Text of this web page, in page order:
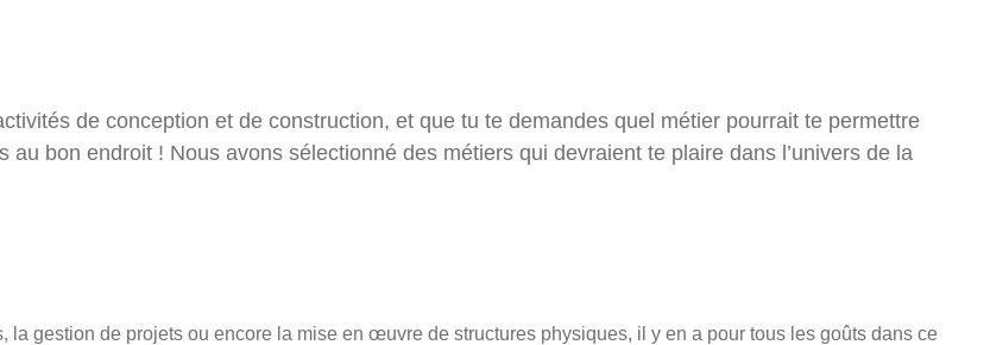
de conception et de construction, et que tu te demandes quel métier pourrait te permettre
au bon endroit ! Nous avons sélectionné des métiers qui devraient te plaire dans l’univers de la
la gestion de projets ou encore la mise en œuvre de structures physiques, il y en a pour tous les goûts dans ce